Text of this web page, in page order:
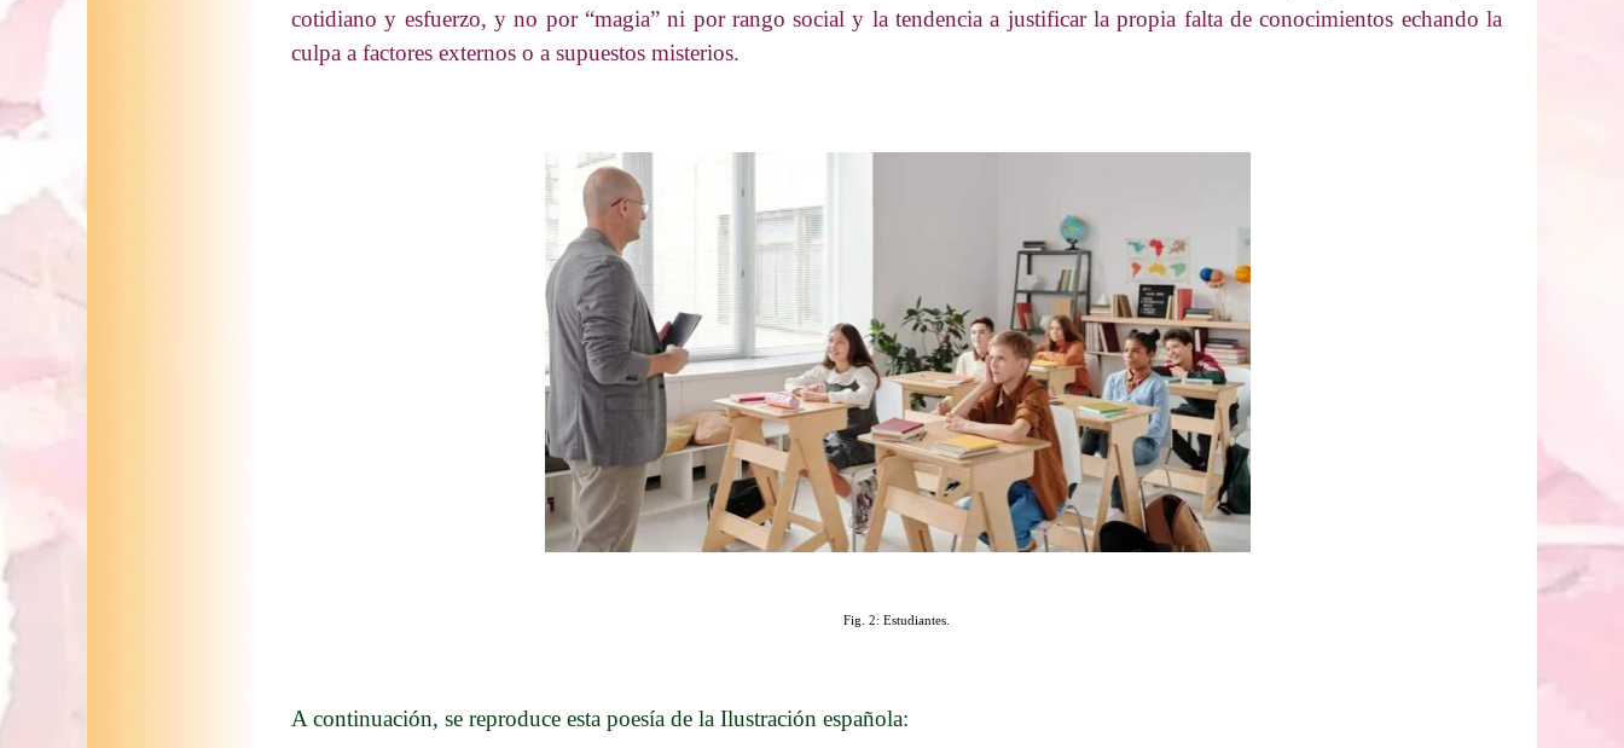
cotidiano y esfuerzo, y no por “magia” ni por rango social y la tendencia a justificar la propia falta de conocimientos echando la
culpa a factores externos o a supuestos misterios.​
Fig. 2: Estudiantes.
A continuación, se reproduce esta poesíade la Ilustración española: